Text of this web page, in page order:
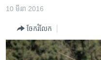
ទំព័រ​
ម្តង
រំលង​
កម្ពុជាច្នៃប្រតិដ្ឋ
ព្រឹត្តិការណ៍ព័ត៌មាន
10 មីនា 2016
ចែករំលែក